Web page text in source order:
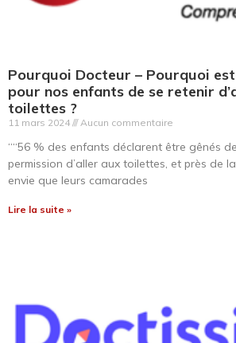
Pourquoi Docteur – Pourquoi
pour nos enfants de se retenir
toilettes ?
11 mars 2024 Aucun commentaire
““56 % des enfants déclarent être gênés
permission d’aller aux toilettes, et près de
envie que leurs camarades
Lire la suite »